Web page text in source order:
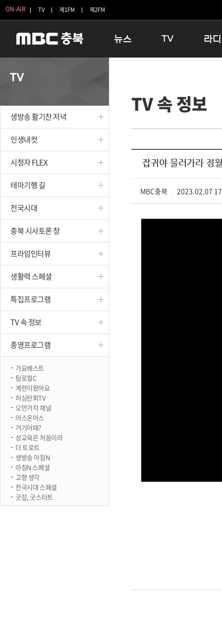
ON-AIR TV 제1FM 제2FM
뉴스
보은
옥천
TV
인생내컷
테마기행 길
시청자 FLEX
특집프로그램
종영프로그램
라
16:00 완
우리 고
TV
생방송 활기찬 저녁
인생내컷
시청자 FLEX
테마기행 길
전국시대
충북 시사토론 창
프라임인터뷰
생활력 스페셜
특집프로그램
TV 속 정보
종영프로그램
가요베스트
팀로컬C
계란이왔어요
허심탄회TV
오만가지 채널
어스온어스
거기어때?
성교육은 처음이라
더 트로트
생방송 아침N
아침N 스페셜
고향 생각
전국시대 스페셜
굿잡, 굿스타트
TV 속 정보
잡귀야 물러가라 정
MBC충북 2023.02.07